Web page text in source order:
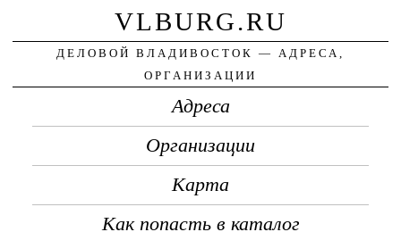
VLBURG.RU
ДЕЛОВОЙ ВЛАДИВОСТОК — АДРЕСА,
ОРГАНИЗАЦИИ
Адреса
Организации
Карта
Как попасть в каталог